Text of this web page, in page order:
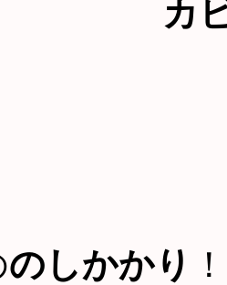
カ
のしかかり
！